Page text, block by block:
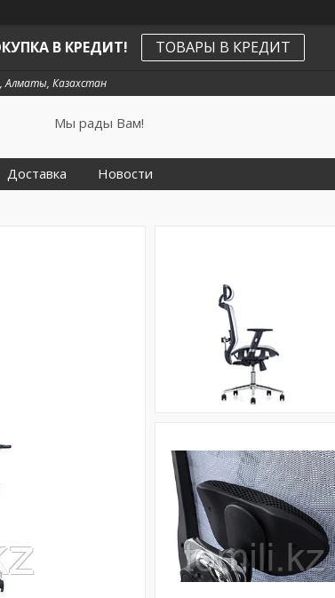
В КРЕДИТ! ТОВАРЫ В КРЕДИТ
Алматы, Казахстан
Мы рады Вам!
Доставка Новости